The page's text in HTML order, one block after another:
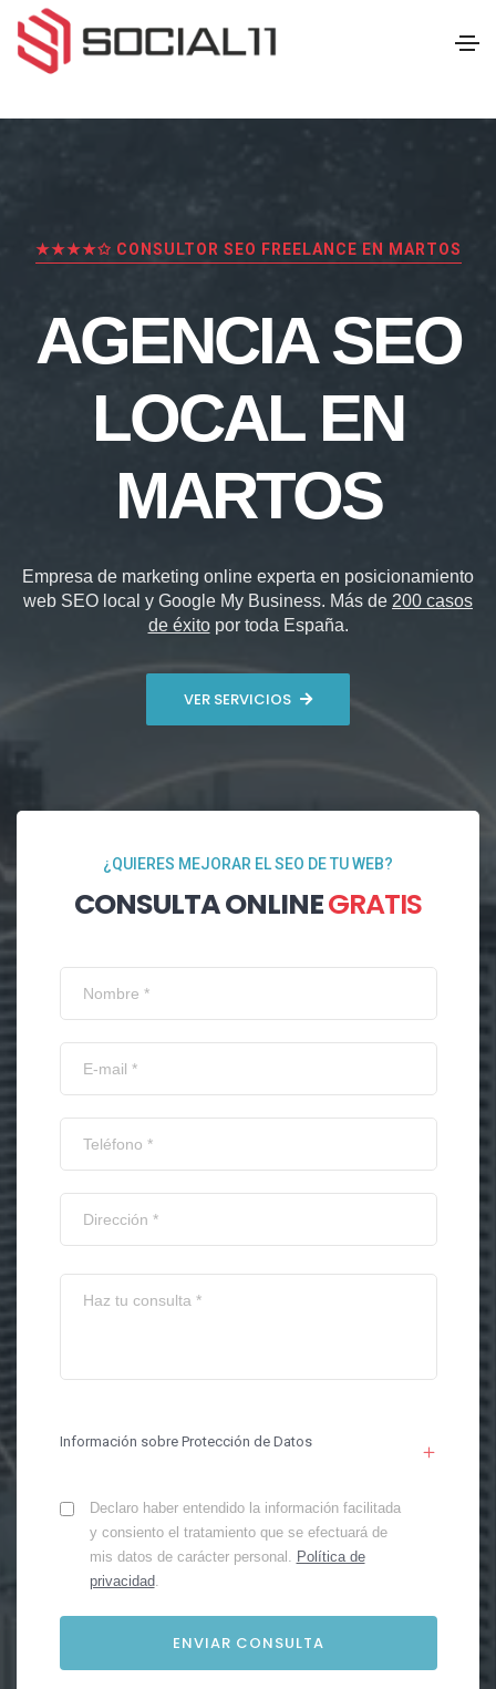
★★★★✩ CONSULTOR SEO FREELANCE EN MARTOS
AGENCIA SEO
LOCAL EN
MARTOS
Empresa de marketing online experta en posicionamiento
web SEO local y Google My Business. Más de 200 casos
de éxitopor toda España.
VER SERVICIOS
¿QUIERES MEJORAR EL SEO DE TU WEB?
CONSULTA ONLINEGRATIS
Información sobre Protección de Datos
Declaro haber entendido la información facilitada
y consiento el tratamiento que se efectuará de
mis datos de carácter personal. Política de
privacidad.